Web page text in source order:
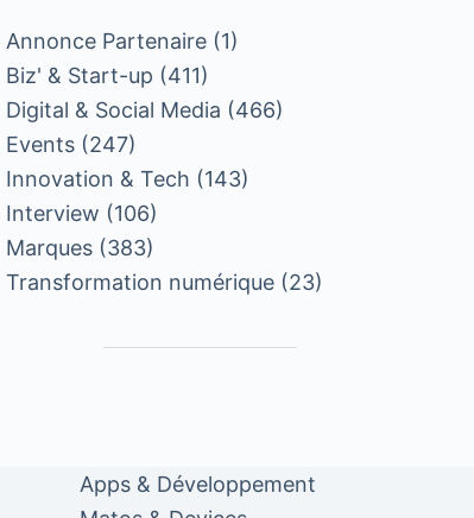
Annonce Partenaire (1)
Biz' & Start-up (411)
Digital & Social Media (466)
Events (247)
Innovation & Tech (143)
Interview (106)
Marques (383)
Transformation numérique (23)
Apps & Développement